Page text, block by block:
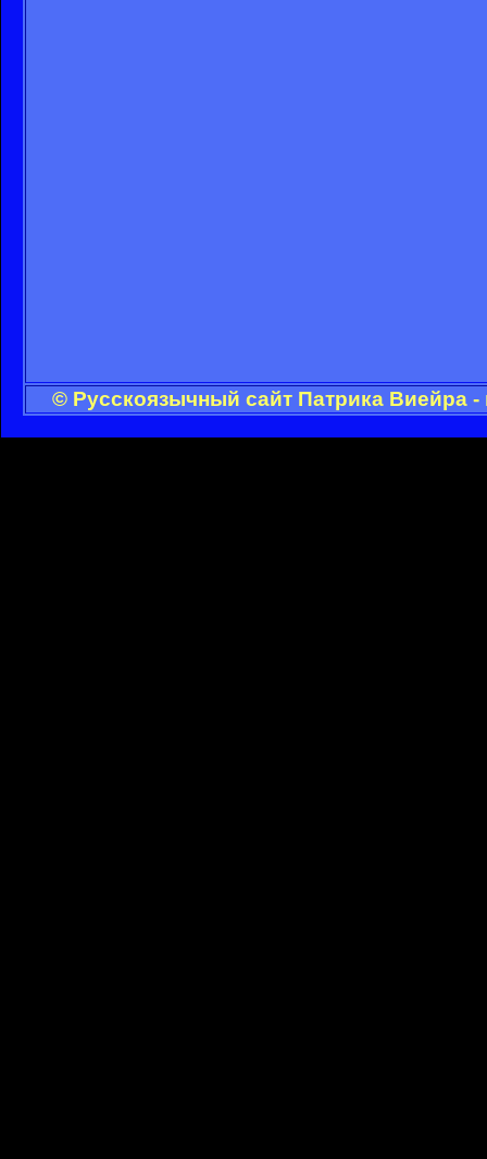
© Русскоязычный сайт Патрика Виейра